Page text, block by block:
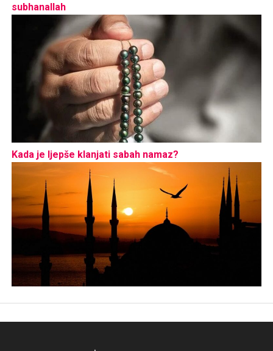
subhanallah
Kada je ljepše klanjati sabah namaz?